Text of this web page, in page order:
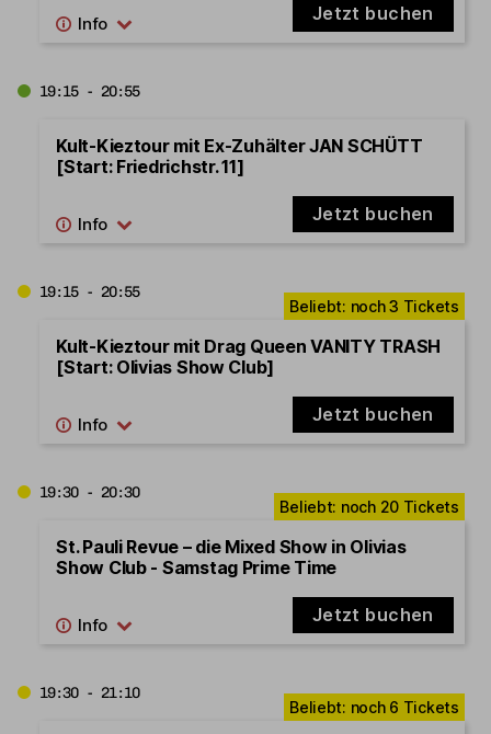
Jetzt buchen
19:15 - 20:55
Kult-Kieztour mit Ex-Zuhälter JAN SCHÜTT
[Start: Friedrichstr. 11]
Jetzt buchen
19:15 - 20:55
Kult-Kieztour mit Drag Queen VANITY TRASH
[Start: Olivias Show Club]
Jetzt buchen
19:30 - 20:30
St. Pauli Revue – die Mixed Show in Olivias
Show Club - Samstag Prime Time
Jetzt buchen
19:30 - 21:10